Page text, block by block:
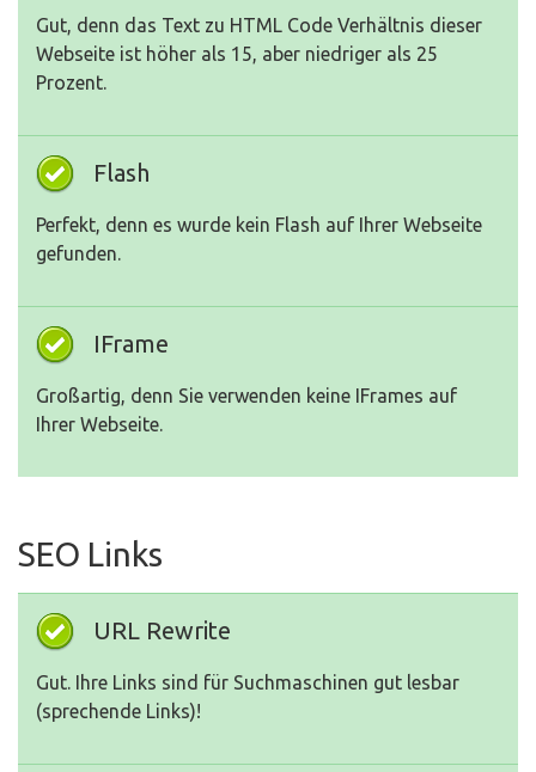
Gut, denn das Text zu HTML Code Verhältnis dieser
Webseite ist höher als 15, aber niedriger als 25
Prozent.
Flash
Perfekt, denn es wurde kein Flash auf Ihrer Webseite
gefunden.
IFrame
Großartig, denn Sie verwenden keine IFrames auf
Ihrer Webseite.
SEO Links
URL Rewrite
Gut. Ihre Links sind für Suchmaschinen gut lesbar
(sprechende Links)!